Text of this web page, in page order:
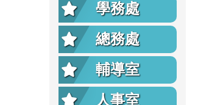
學務處
總務處
輔導室
人事室